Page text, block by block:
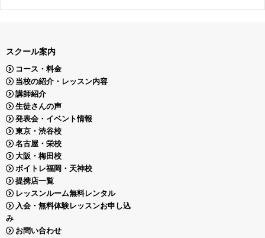
スクール案内
コース・料金
当校の紹介・レッスン内容
講師紹介
生徒さんの声
発表会・イベント情報
東京・渋谷校
名古屋・栄校
大阪・梅田校
ボイトレ福岡・天神校
提携店一覧
レッスンルーム無料レンタル
入会・無料体験レッスンお申し込
み
お問い合わせ